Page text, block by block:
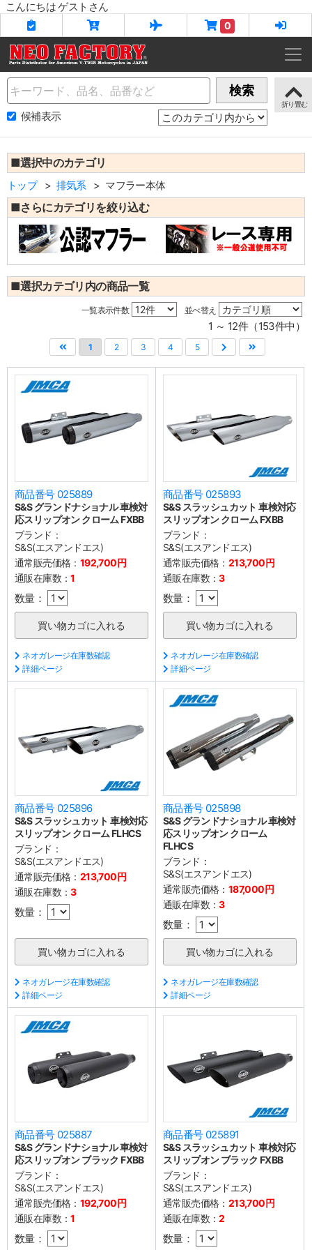
こんにちは ゲストさん
0
Name 検索
候補表示
■選択中のカテゴリ
トップ 排気系 マフラー本体
■さらにカテゴリを絞り込む
■選択カテゴリ内の商品一覧
一覧表示件数 並べ替え
1 ～ 12件（153件中）
1 2 3 4 5
商品番号 025889
S&S グランドナショナル 車検対
応スリップオン クローム FXBB
ブランド：
S&S(エスアンドエス)
通常販売価格： 192,700円
通販在庫数：1
数量：
ネオガレージ在庫数確認
詳細ページ
商品番号 025893
S&S スラッシュカット 車検対応
スリップオン クローム FXBB
ブランド：
S&S(エスアンドエス)
通常販売価格： 213,700円
通販在庫数：3
数量：
ネオガレージ在庫数確認
詳細ページ
商品番号 025896
S&S スラッシュカット 車検対応
スリップオン クローム FLHCS
ブランド：
S&S(エスアンドエス)
通常販売価格： 213,700円
通販在庫数：3
数量：
ネオガレージ在庫数確認
詳細ページ
商品番号 025898
S&S グランドナショナル 車検対
応スリップオン クローム
FLHCS
ブランド：
S&S(エスアンドエス)
通常販売価格： 187,000円
通販在庫数：3
数量：
ネオガレージ在庫数確認
詳細ページ
商品番号 025887
S&S グランドナショナル 車検対
応スリップオン ブラック FXBB
ブランド：
S&S(エスアンドエス)
通常販売価格： 192,700円
通販在庫数：1
数量：
商品番号 025891
S&S スラッシュカット 車検対応
スリップオン ブラック FXBB
ブランド：
S&S(エスアンドエス)
通常販売価格： 213,700円
通販在庫数：2
数量：